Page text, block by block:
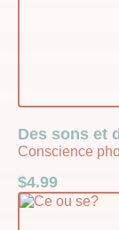
Des sons et
Conscience
$4.99